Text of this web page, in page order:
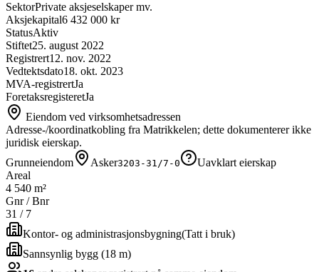
SektorPrivate aksjeselskaper mv.
Aksjekapital6 432 000 kr
StatusAktiv
Stiftet25. august 2022
Registrert12. nov. 2022
Vedtektsdato18. okt. 2023
MVA-registrertJa
ForetaksregisteretJa
Eiendom ved virksomhetsadressen
Adresse-/koordinatkobling fra Matrikkelen; dette dokumenterer ikke
juridisk eierskap.
Grunneiendom
Asker3203-31/7-0
Uavklart eierskap
Areal
4 540 m²
Gnr / Bnr
31 / 7
Kontor- og administrasjonsbygning(Tatt i bruk)
Sannsynlig bygg (18 m)